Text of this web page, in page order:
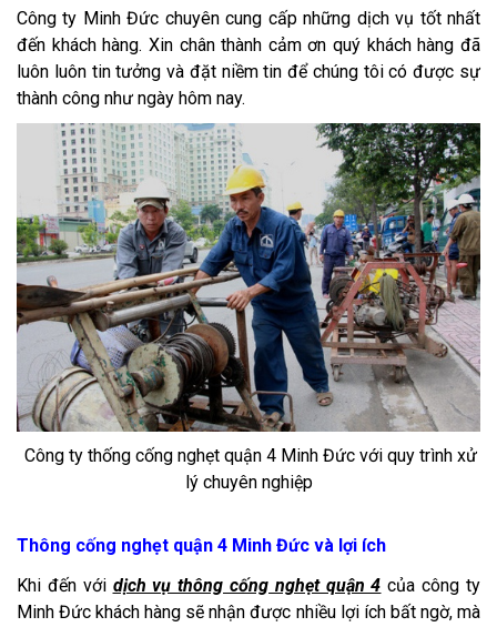
Công ty Minh Đức chuyên cung cấp những dịch vụ tốt nhất
đến khách hàng. Xin chân thành cảm ơn quý khách hàng đã
luôn luôn tin tưởng và đặt niềm tin để chúng tôi có được sự
thành công như ngày hôm nay.
Công ty thống cống nghẹt quận 4 Minh Đức với quy trình xử
lý chuyên nghiệp
Thông cống nghẹt quận 4 Minh Đức và lợi ích
Khi đến với dịch vụ thông cống nghẹt quận 4 của công ty
Minh Đức khách hàng sẽ nhận được nhiều lợi ích bất ngờ, mà